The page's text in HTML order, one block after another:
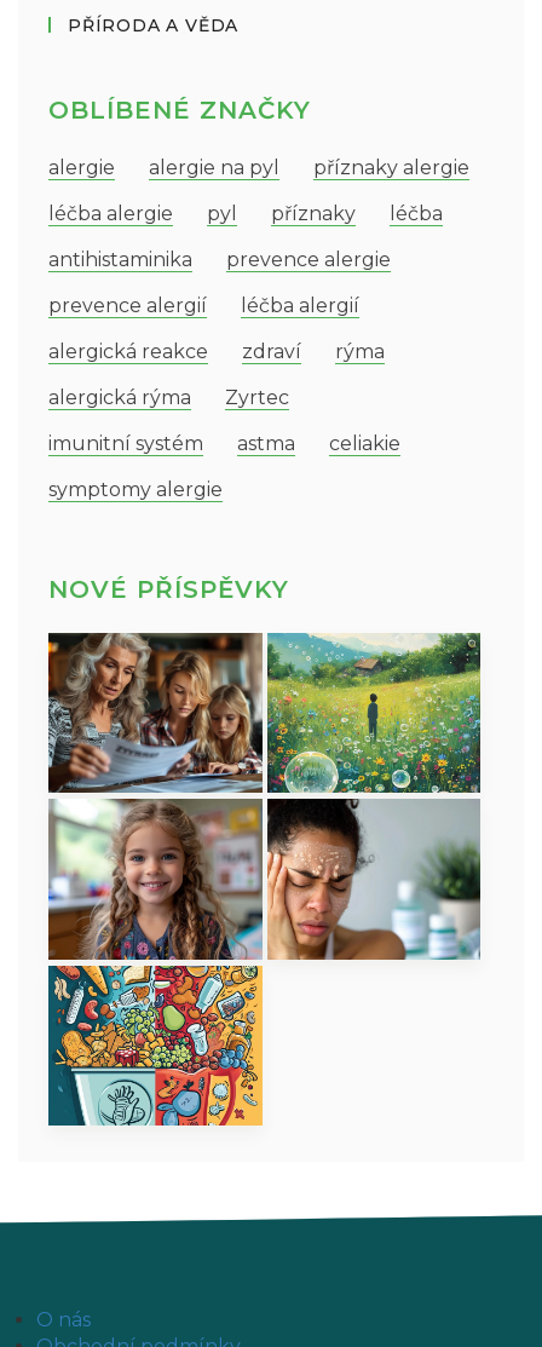
PŘÍRODA A VĚDA
OBLÍBENÉ ZNAČKY
alergie alergie na pyl
příznaky alergie
léčba alergie
pyl příznaky
léčba
antihistaminika
prevence alergie
prevence alergií
léčba alergií
alergická reakce
zdraví
rýma
alergická rýma
Zyrtec
imunitní systém
astma
celiakie
symptomy alergie
NOVÉ PŘÍSPĚVKY
O nás